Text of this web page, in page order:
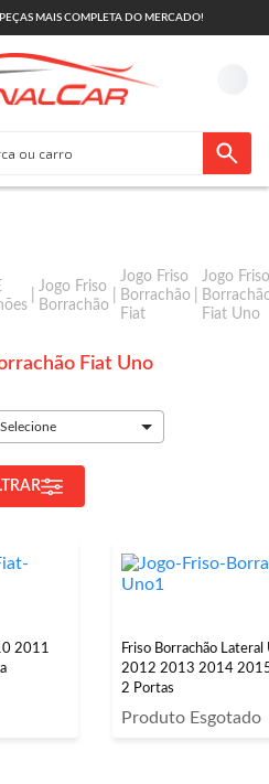
MAIS COMPLETA DO MERCADO!
Jogo Friso
Borrachão
Jogo Friso
Borrachão
Fiat
Jogo Friso
Fiat Uno
Fiat Uno
Selecione
2011
Friso Borrachão
2012 2013 2014
2 Portas
Produto Esgotado